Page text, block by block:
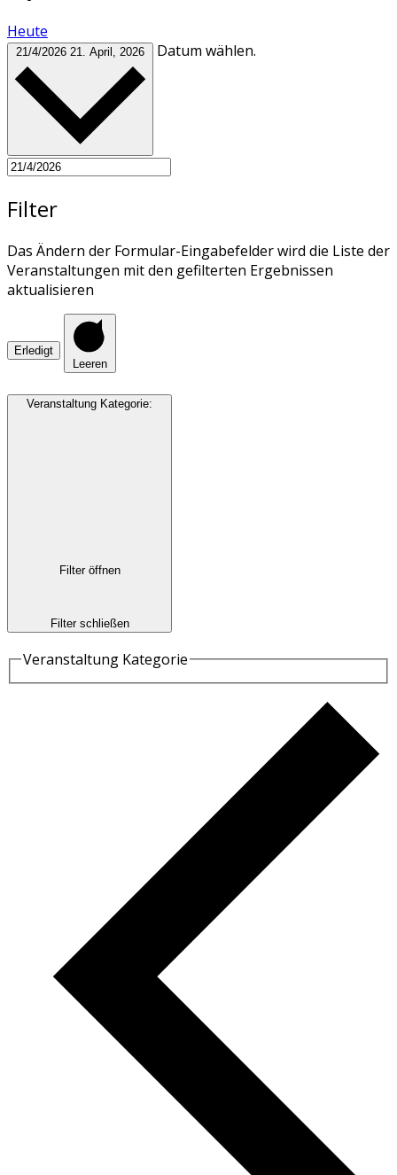
Heute
21/4/2026 21. April, 2026 Datum wählen.
Filter
Das Ändern der Formular-Eingabefelder wird die Liste der
Veranstaltungen mit den gefilterten Ergebnissen
aktualisieren
Erledigt
Leeren
Veranstaltung Kategorie:
Filter öffnen
Filter schließen
Veranstaltung Kategorie